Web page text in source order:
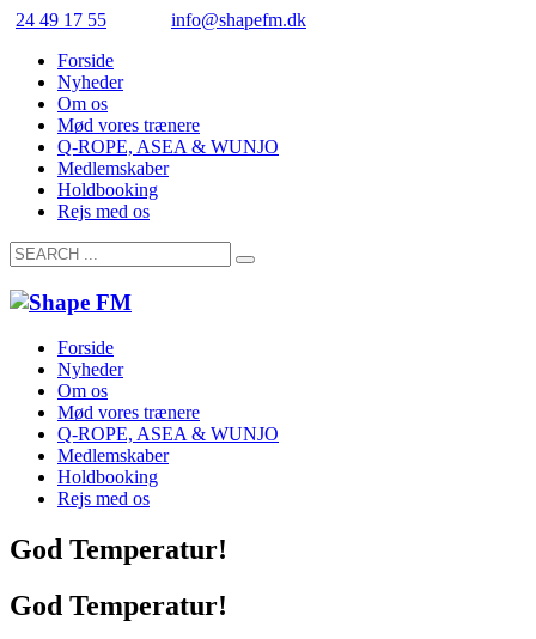
24 49 17 55
info@shapefm.dk
Forside
Nyheder
Om os
Mød vores trænere
Q-ROPE, ASEA & WUNJO
Medlemskaber
Holdbooking
Rejs med os
Forside
Nyheder
Om os
Mød vores trænere
Q-ROPE, ASEA & WUNJO
Medlemskaber
Holdbooking
Rejs med os
God Temperatur!
God Temperatur!